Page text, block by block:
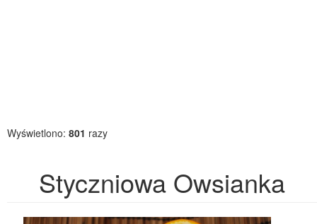
Wyświetlono: 801 razy
Styczniowa Owsianka